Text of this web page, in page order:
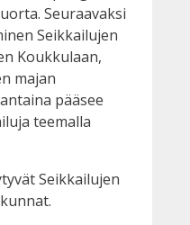
Seuraavaksi
Seikkailujen
Koukkulaan,
majan
pääsee
teemalla
Seikkailujen